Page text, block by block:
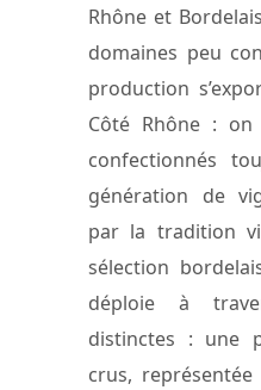
Rhône et
domaines peu
production
Côté Rhône :
confectionnés
génération de
par la tradition
sélection
déploie à
distinctes : une
crus,